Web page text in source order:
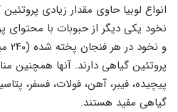
انواع لوبیا حاوی مقدار زیادی
نخود یکی دیگر از حبوبات با محتوای
پروتئین گیاهی دارند. آنها همچنین
پیچیده، فیبر، آهن، فولات، فسفر،
گیاهی مفید هستند.